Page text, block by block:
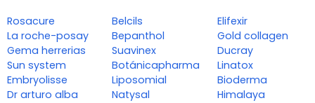
Rosacure
La roche-posay
Gema herrerias
Sun system
Embryolisse
Dr arturo alba
Belcils
Bepanthol
Suavinex
Botánicapharma
Liposomial
Natysal
Elifexir
Gold collagen
Ducray
Linatox
Bioderma
Himalaya